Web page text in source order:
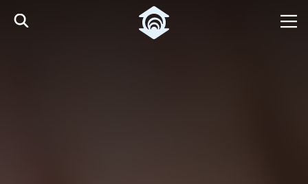
Pular para o Conteúdo principal